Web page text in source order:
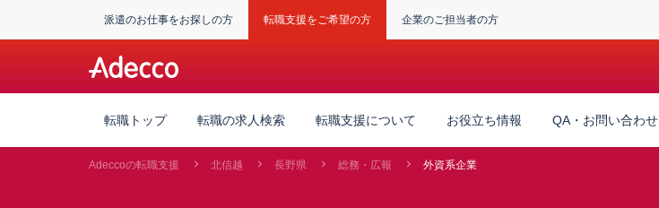
派遣のお仕事をお探しの方 転職支援をご希望の方 企業のご担当者の方
転職トップ 転職の求人検索 転職支援について お役立ち情報 QA・お問い合わせ
Adeccoの転職支援 北信越 長野県 総務・広報 外資系企業